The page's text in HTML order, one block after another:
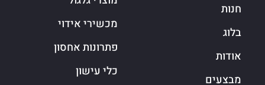
חנות
בלוג
אודות
מבצעים
מכשירי אידוי
פתרונות אחסון
כלי עישון